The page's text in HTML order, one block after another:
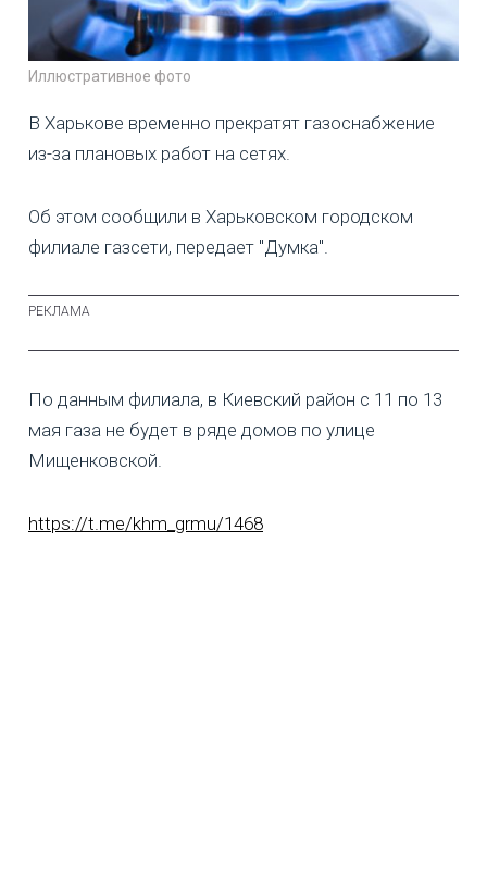
Иллюстративное фото
В Харькове временно прекратят газоснабжение
из-за плановых работ на сетях.
Об этом сообщили в Харьковском городском
филиале газсети, передает "Думка".
По данным филиала, в Киевский район с 11 по 13
мая газа не будет в ряде домов по улице
Мищенковской.
https://t.me/khm_grmu/1468